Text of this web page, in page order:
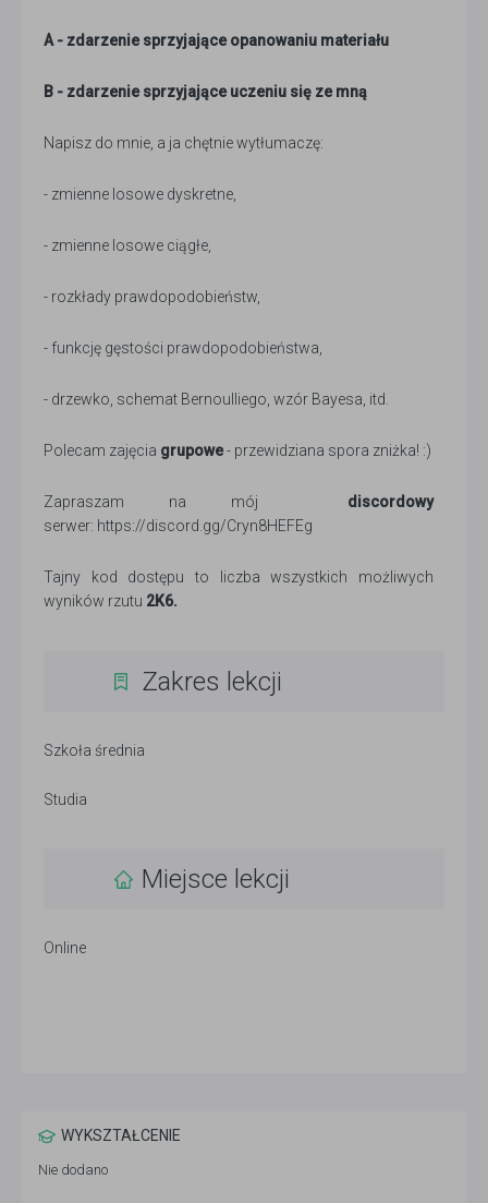
A - zdarzenie sprzyjające opanowaniu materiału
B - zdarzenie sprzyjające uczeniu się ze mną
Napisz do mnie, a ja chętnie wytłumaczę:
- zmienne losowe dyskretne,
- zmienne losowe ciągłe,
- rozkłady prawdopodobieństw,
- funkcję gęstości prawdopodobieństwa,
- drzewko, schemat Bernoulliego, wzór Bayesa, itd.
Polecam zajęcia grupowe- przewidziana spora zniżka! :)
Zapraszam na mój discordowy
serwer: https://discord.gg/Cryn8HEFEg
Tajny kod dostępu to liczba wszystkich możliwych
wyników rzutu 2K6.
Zakres lekcji
Szkoła średnia
Studia
Miejsce lekcji
Online
WYKSZTAŁCENIE
Nie dodano